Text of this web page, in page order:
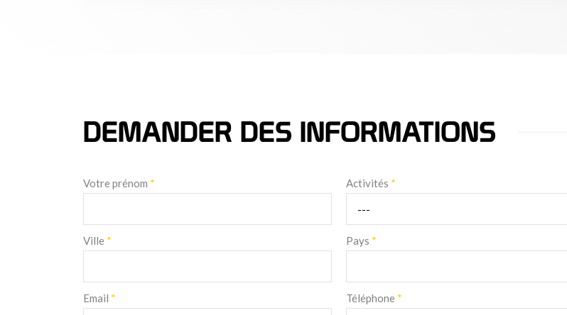
DEMANDER DES INFORMATIONS
Votre prénom * Activités *
Ville * Pays *
Email * Téléphone *